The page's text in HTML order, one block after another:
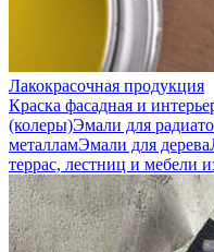
Лакокрасочная продукция
Краска фасадная и
(колеры)Эмали для
металламЭмали для дерева
террас, лестниц и мебели